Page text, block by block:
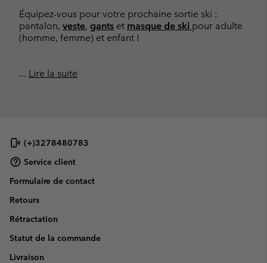
Équipez-vous pour votre prochaine sortie ski :
pantalon, veste, gants et masque de ski pour adulte
(homme, femme) et enfant !
... Lire la suite
(+)3278480783
Service client
Formulaire de contact
Retours
Rétractation
Statut de la commande
Livraison